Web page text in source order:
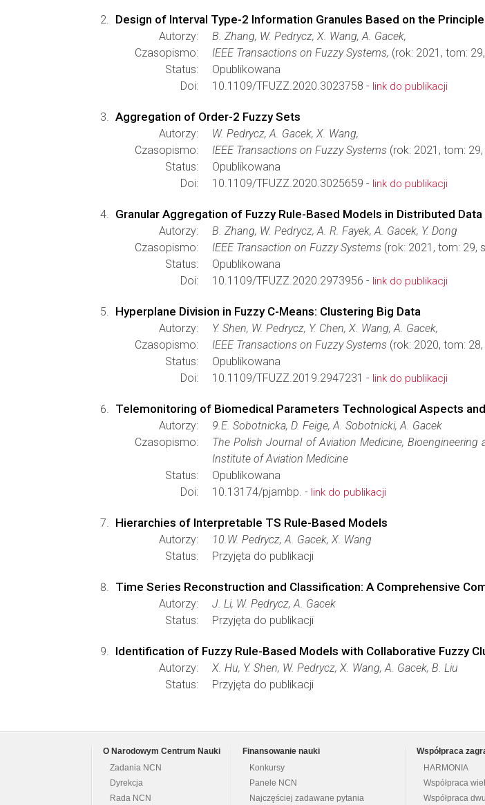
Design of Interval Type-2 Information Granules Based on the
Autorzy:
B. Zhang, W. Pedrycz, X. Wang, A. Gacek,
Czasopismo:
IEEE Transactions on Fuzzy Systems, (rok: 2021, tom:
Status:
Opublikowana
Doi:
10.1109/TFUZZ.2020.3023758 - link do publikacji
Aggregation of Order-2 Fuzzy Sets
Autorzy:
W. Pedrycz, A. Gacek, X. Wang,
Czasopismo:
IEEE Transactions on Fuzzy Systems (rok: 2021, tom:
Status:
Opublikowana
Doi:
10.1109/TFUZZ.2020.3025659 - link do publikacji
Granular Aggregation of Fuzzy Rule-Based Models in Distributed
Autorzy:
B. Zhang, W. Pedrycz, A. R. Fayek, A. Gacek, Y. Dong
Czasopismo:
IEEE Transaction on Fuzzy Systems (rok: 2021, tom: 29,
Status:
Opublikowana
Doi:
10.1109/TFUZZ.2020.2973956 - link do publikacji
Hyperplane Division in Fuzzy C-Means: Clustering Big Data
Autorzy:
Y. Shen, W. Pedrycz, Y. Chen, X. Wang, A. Gacek,
Czasopismo:
IEEE Transactions on Fuzzy Systems (rok: 2020, tom:
Status:
Opublikowana
Doi:
10.1109/TFUZZ.2019.2947231 - link do publikacji
Telemonitoring of Biomedical Parameters Technological Aspects
Autorzy:
9.E. Sobotnicka, D. Feige, A. Sobotnicki, A. Gacek
Czasopismo:
The Polish Journal of Aviation Medicine, Bioengineering
Institute of Aviation Medicine
Status:
Opublikowana
Doi:
10.13174/pjambp. - link do publikacji
Hierarchies of Interpretable TS Rule-Based Models
Autorzy:
10.W. Pedrycz, A. Gacek, X. Wang
Status:
Przyjęta do publikacji
Time Series Reconstruction and Classification: A Comprehensive
Autorzy:
J. Li, W. Pedrycz, A. Gacek
Status:
Przyjęta do publikacji
Identification of Fuzzy Rule-Based Models with Collaborative Fuzzy
Autorzy:
X. Hu, Y. Shen, W. Pedrycz, X. Wang, A. Gacek, B. Liu
Status:
Przyjęta do publikacji
O Narodowym Centrum Nauki
Zadania NCN
Dyrekcja
Rada NCN
Finansowanie nauki
Konkursy
Panele NCN
Najczęściej zadawane pytania
Współpraca
HARMONIA
Współpraca
Współpraca